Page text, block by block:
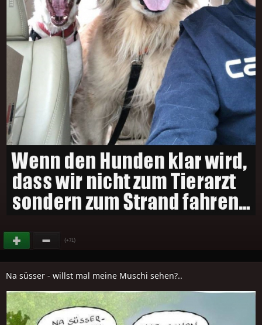
(+71)
Na süsser - willst mal meine Muschi sehen?..